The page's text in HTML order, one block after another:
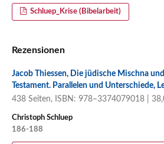
Schluep_Krise (Bibelarbeit)
Rezensionen
Jacob Thiessen, Die jüdische Mischna
Testament. Parallelen und Unterschiede,
438 Seiten, ISBN: 978–3374079018 |
Christoph Schluep
186-188